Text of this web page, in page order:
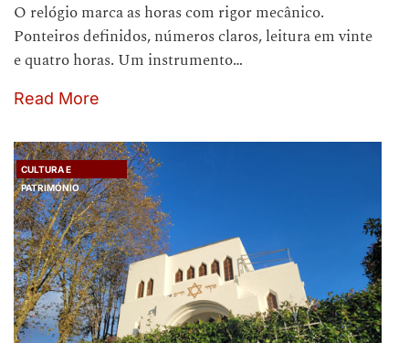
O relógio marca as horas com rigor mecânico.
Ponteiros definidos, números claros, leitura em vinte
e quatro horas. Um instrumento…
Read More
CULTURA E
PATRIMÓNIO